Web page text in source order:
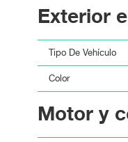
Exterior
Tipo De Vehículo
Color
Motor y